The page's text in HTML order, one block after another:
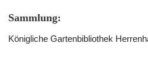
Sammlung:
Königliche Gartenbibliothek